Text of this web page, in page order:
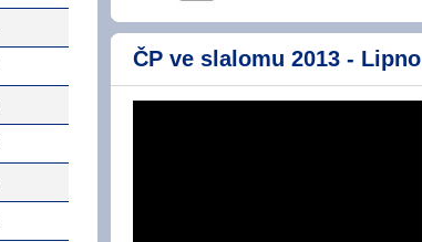
ČP ve slalomu 2013 - Lipno